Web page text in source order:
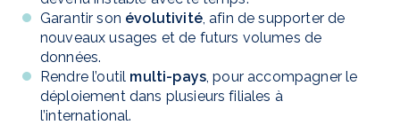
Garantir son évolutivité, afin de supporter de
nouveaux usages et de futurs volumes de
données.
Rendre l’outil multi-pays , pour accompagner le
déploiement dans plusieurs filiales à
l’international.